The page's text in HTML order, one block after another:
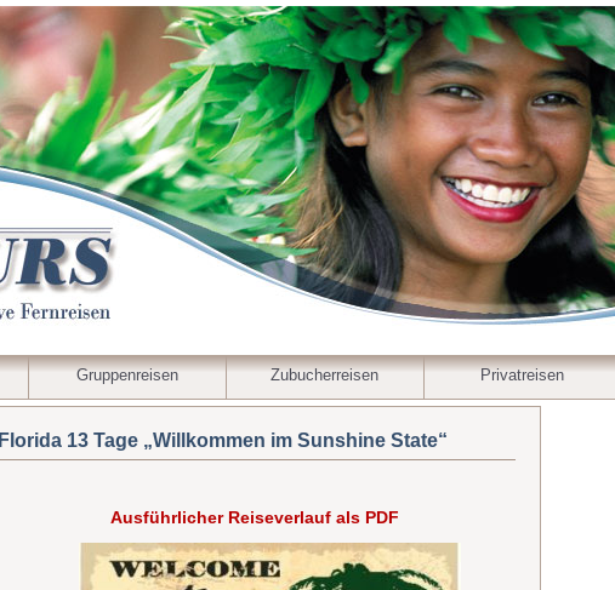
Gruppenreisen Zubucherreisen Privatreisen
Florida 13 Tage „Willkommen im Sunshine State“
Ausführlicher Reiseverlauf als PDF